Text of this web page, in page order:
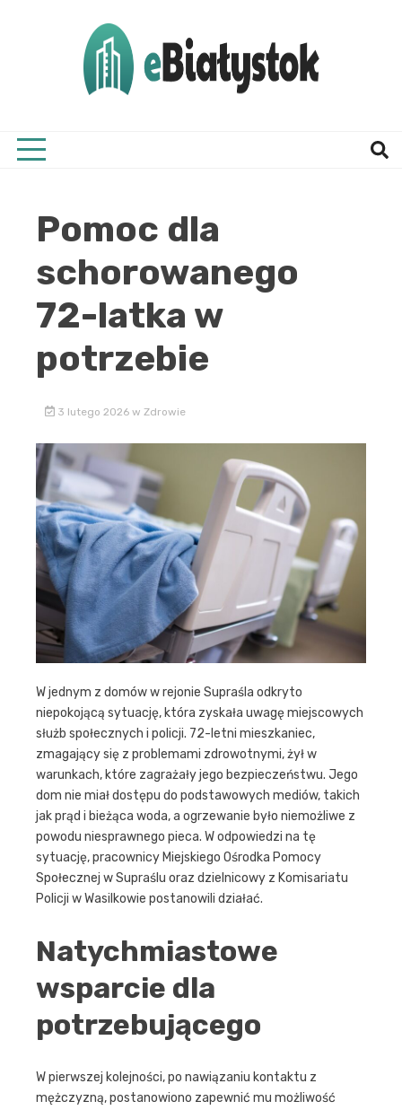
Pomoc dla
schorowanego
72-latka w
potrzebie
3 lutego 2026 w Zdrowie
W jednym z domów w rejonie Supraśla odkryto
niepokojącą sytuację, która zyskała uwagę miejscowych
służb społecznych i policji. 72-letni mieszkaniec,
zmagający się z problemami zdrowotnymi, żył w
warunkach, które zagrażały jego bezpieczeństwu. Jego
dom nie miał dostępu do podstawowych mediów, takich
jak prąd i bieżąca woda, a ogrzewanie było niemożliwe z
powodu niesprawnego pieca. W odpowiedzi na tę
sytuację, pracownicy Miejskiego Ośrodka Pomocy
Społecznej w Supraślu oraz dzielnicowy z Komisariatu
Policji w Wasilkowie postanowili działać.
Natychmiastowe
wsparcie dla
potrzebującego
W pierwszej kolejności, po nawiązaniu kontaktu z
mężczyzną, postanowiono zapewnić mu możliwość